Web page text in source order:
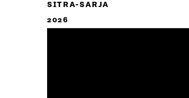
SITRA-SARJA
2026